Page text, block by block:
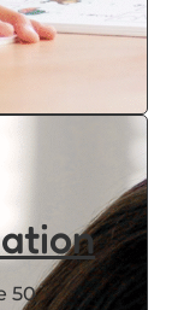
50